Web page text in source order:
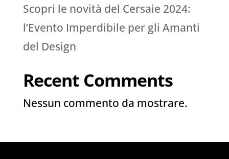
Scopri le novità del Cersaie 2024:
l’Evento Imperdibile per gli Amanti
del Design
Recent Comments
Nessun commento da mostrare.